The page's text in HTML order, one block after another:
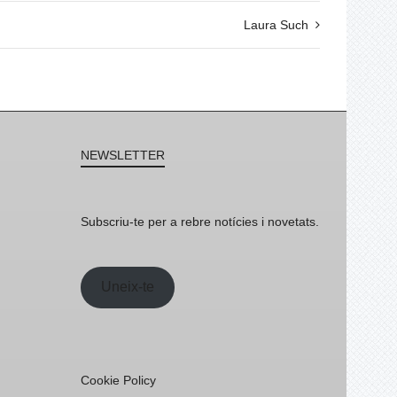
Laura Such
NEWSLETTER
Subscriu-te per a rebre notícies i novetats.
Uneix-te
Cookie Policy